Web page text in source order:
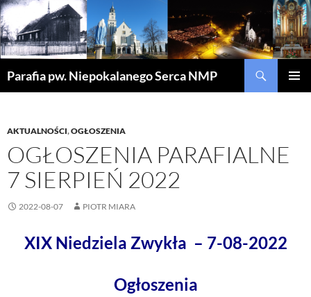
Parafia pw. Niepokalanego Serca NMP
AKTUALNOŚCI,OGŁOSZENIA
OGŁOSZENIA PARAFIALNE
7 SIERPIEŃ 2022
2022-08-07 PIOTR MIARA
XIX Niedziela Zwykła – 7-08-2022
Ogłoszenia